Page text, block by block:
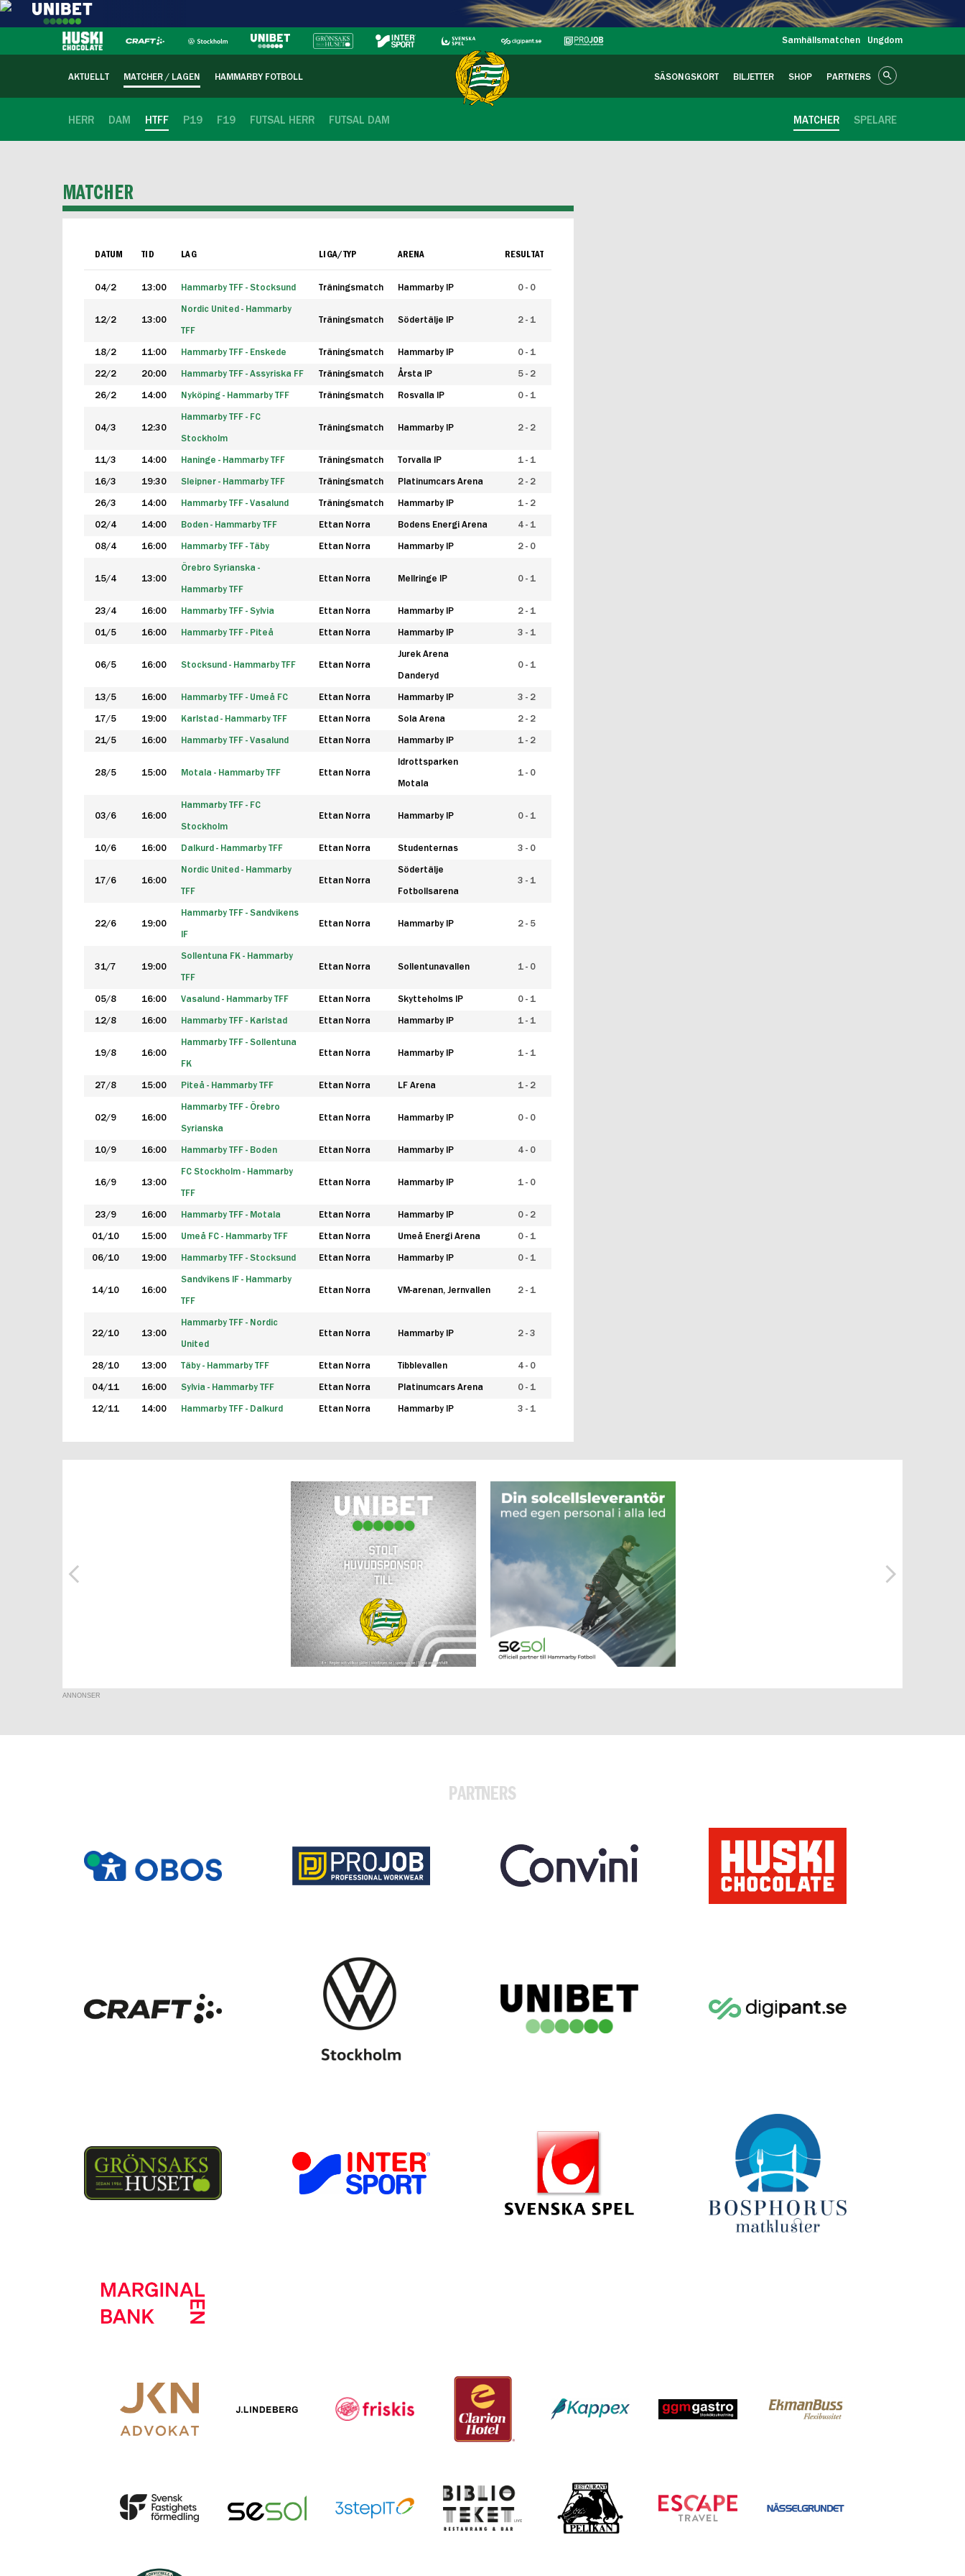
Samhällsmatchen Ungdom
AKTUELLT MATCHER / LAGEN HAMMARBY FOTBOLL SÄSONGSKORT BILJETTER SHOP PARTNERS
HERR DAM HTFF P19 F19 FUTSAL HERR FUTSAL DAM SPELARE
MATCHER
MATCHER
DATUM TID LAG LIGA/TYP ARENA RESULTAT
04/2 13:00 Hammarby TFF - Stocksund Träningsmatch Hammarby IP 0 - 0
12/2 13:00
Nordic United - Hammarby
TFF
Träningsmatch Södertälje IP 2 - 1
18/2 11:00 Hammarby TFF - Enskede Träningsmatch Hammarby IP 0 - 1
22/2 20:00 Hammarby TFF - Assyriska FF Träningsmatch Årsta IP 5 - 2
26/2 14:00 Nyköping - Hammarby TFF Träningsmatch Rosvalla IP 0 - 1
04/3 12:30
Hammarby TFF - FC
Stockholm
Träningsmatch Hammarby IP 2 - 2
11/3 14:00 Haninge - Hammarby TFF Träningsmatch Torvalla IP 1 - 1
16/3 19:30 Sleipner - Hammarby TFF Träningsmatch Platinumcars Arena 2 - 2
26/3 14:00 Hammarby TFF - Vasalund Träningsmatch Hammarby IP 1 - 2
02/4 14:00 Boden - Hammarby TFF Ettan Norra Bodens Energi Arena 4 - 1
08/4 16:00 Hammarby TFF - Täby Ettan Norra Hammarby IP 2 - 0
15/4 13:00
Örebro Syrianska -
Hammarby TFF
Ettan Norra Mellringe IP 0 - 1
23/4 16:00 Hammarby TFF - Sylvia Ettan Norra Hammarby IP 2 - 1
01/5 16:00 Hammarby TFF - Piteå Ettan Norra Hammarby IP 3 - 1
06/5 16:00 Stocksund - Hammarby TFF Ettan Norra
Jurek Arena
Danderyd
0 - 1
13/5 16:00 Hammarby TFF - Umeå FC Ettan Norra Hammarby IP 3 - 2
17/5 19:00 Karlstad - Hammarby TFF Ettan Norra Sola Arena 2 - 2
21/5 16:00 Hammarby TFF - Vasalund Ettan Norra Hammarby IP 1 - 2
28/5 15:00 Motala - Hammarby TFF Ettan Norra
Idrottsparken
Motala
1 - 0
03/6 16:00
Hammarby TFF - FC
Stockholm
Ettan Norra Hammarby IP 0 - 1
10/6 16:00 Dalkurd - Hammarby TFF Ettan Norra Studenternas 3 - 0
17/6 16:00
Nordic United - Hammarby
TFF
Ettan Norra
Södertälje
Fotbollsarena
3 - 1
22/6 19:00
Hammarby TFF - Sandvikens
IF
Ettan Norra Hammarby IP 2 - 5
31/7 19:00
Sollentuna FK - Hammarby
TFF
Ettan Norra Sollentunavallen 1 - 0
05/8 16:00 Vasalund - Hammarby TFF Ettan Norra Skytteholms IP 0 - 1
12/8 16:00 Hammarby TFF - Karlstad Ettan Norra Hammarby IP 1 - 1
19/8 16:00
Hammarby TFF - Sollentuna
FK
Ettan Norra Hammarby IP 1 - 1
27/8 15:00 Piteå - Hammarby TFF Ettan Norra LF Arena 1 - 2
02/9 16:00
Hammarby TFF - Örebro
Syrianska
Ettan Norra Hammarby IP 0 - 0
10/9 16:00 Hammarby TFF - Boden Ettan Norra Hammarby IP 4 - 0
16/9 13:00
FC Stockholm - Hammarby
TFF
Ettan Norra Hammarby IP 1 - 0
23/9 16:00 Hammarby TFF - Motala Ettan Norra Hammarby IP 0 - 2
01/10 15:00 Umeå FC - Hammarby TFF Ettan Norra Umeå Energi Arena 0 - 1
06/10 19:00 Hammarby TFF - Stocksund Ettan Norra Hammarby IP 0 - 1
14/10 16:00
Sandvikens IF - Hammarby
TFF
Ettan Norra VM-arenan, Jernvallen 2 - 1
22/10 13:00
Hammarby TFF - Nordic
United
Ettan Norra Hammarby IP 2 - 3
28/10 13:00 Täby - Hammarby TFF Ettan Norra Tibblevallen 4 - 0
04/11 16:00 Sylvia - Hammarby TFF Ettan Norra Platinumcars Arena 0 - 1
12/11 14:00 Hammarby TFF - Dalkurd Ettan Norra Hammarby IP 3 - 1
ANNONSER
PARTNERS